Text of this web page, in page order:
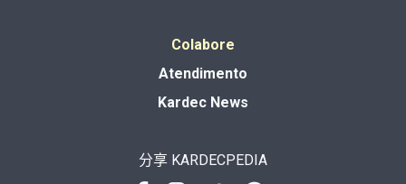
Colabore
Atendimento
Kardec News
分享 KARDECPEDIA